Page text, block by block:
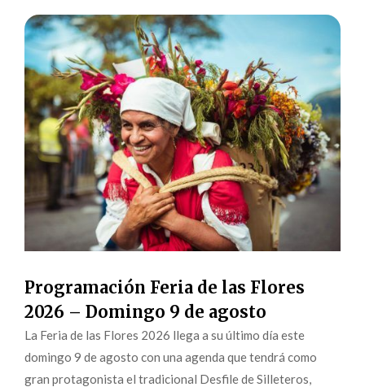
Programación Feria de las Flores
2026 – Domingo 9 de agosto
La Feria de las Flores 2026 llega a su último día este
domingo 9 de agosto con una agenda que tendrá como
gran protagonista el tradicional Desfile de Silleteros,